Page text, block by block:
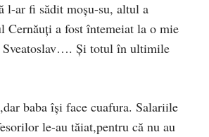
l-ar fi sădit moșu-su, altul a
Cernăuți a fost întemeiat la o mie
Sveatoslav…. Și totul în ultimile
baba îşi face cuafura. Salariile
le-au tăiat,pentru că nu au